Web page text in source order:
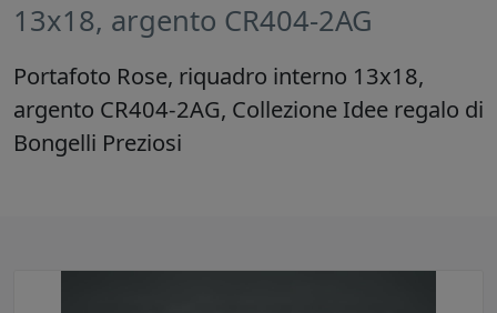
13x18, argento CR404-2AG
Portafoto Rose, riquadro interno 13x18,
argento CR404-2AG, Collezione Idee regalo di
Bongelli Preziosi